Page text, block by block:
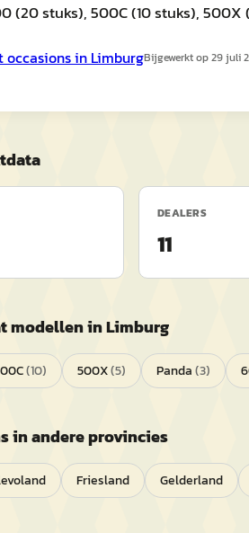
(20 stuks), 500C (10 stuks),
occasions in LimburgBijgewerkt op29 juli
DEALERS
11
modellen inLimburg
(10) 500X(5) Panda(3)
in andere provincies
Friesland Gelderland